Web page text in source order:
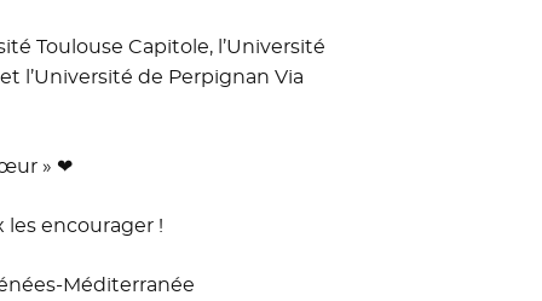
Toulouse Capitole, l’Université
l’Université de Perpignan Via
» ❤
encourager !
Méditerranée